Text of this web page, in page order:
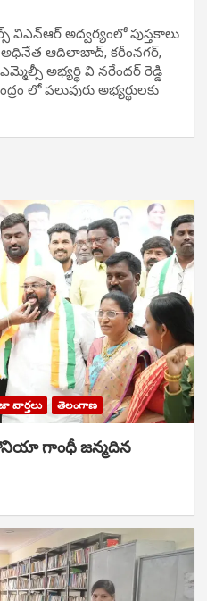
అద్వర్యంలో పుస్తకాలు
అధినేత ఆదిలాబాద్, కరీంనగర్,
అభ్యర్థి వి నరేందర్ రెడ్డి
లో పలువురు అభ్యర్థులకు
వార్తలు తెలంగాణ
గాంధీ జ‌న్మ‌దిన